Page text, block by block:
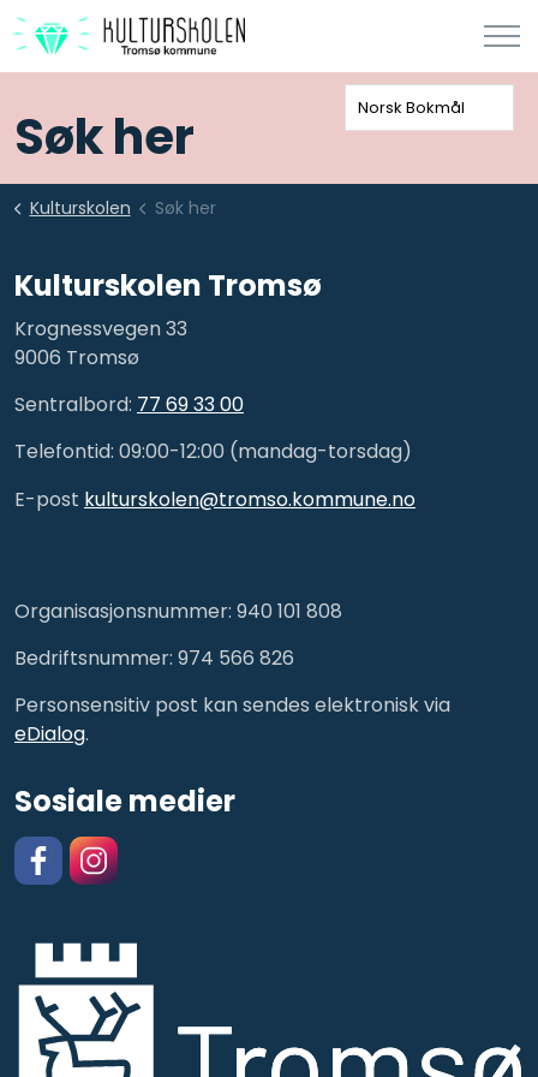
Søk her
Kulturskolen Søk her
Kulturskolen Tromsø
Krognessvegen 33
9006 Tromsø
Sentralbord: 77 69 33 00
Telefontid: 09:00-12:00 (mandag-torsdag)
E-post kulturskolen@tromso.kommune.no
Organisasjonsnummer: 940 101 808
Bedriftsnummer: 974 566 826
Personsensitiv post kan sendes elektronisk via
eDialog.
Sosiale medier
Norsk Bokmål